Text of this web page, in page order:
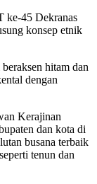
ke-45 Dekranas
konsep etnik
hitam dan
dengan
Kerajinan
dan kota di
busana terbaik
tenun dan